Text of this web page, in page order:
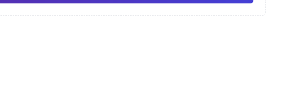
Japonais Aquarelle Ligne fine Anime